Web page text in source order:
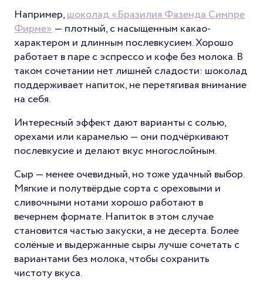
Например,шоколад «Бразилия Фазенда Симпре
Фирме»— плотный, с насыщенным какао-
характером и длинным послевкусием. Хорошо
работает в паре с эспрессо и кофе без молока. В
таком сочетании нет лишней сладости: шоколад
поддерживает напиток, не перетягивая внимание
на себя.
Интересный эффект дают варианты с солью,
орехами или карамелью — они подчёркивают
послевкусие и делают вкус многослойным.
Сыр — менее очевидный, но тоже удачный выбор.
Мягкие и полутвёрдые сорта с ореховыми и
сливочными нотами хорошо работают в
вечернем формате. Напиток в этом случае
становится частью закуски, а не десерта. Более
солёные и выдержанные сыры лучше сочетать с
вариантами без молока, чтобы сохранить
чистоту вкуса.